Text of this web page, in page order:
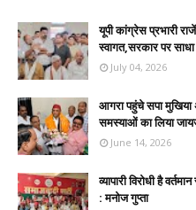
यूपी कांग्रेस प्रभारी
स्वागत,सरकार पर साधा
July 04, 2026
आगरा पहुंचे सपा मुखिया
समस्याओं का लिया
June 14, 2026
व्यापारी विरोधी है
: मनोज गुप्ता